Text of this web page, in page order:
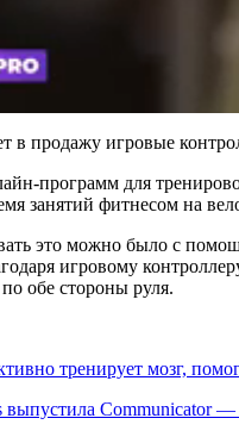
программ для
занятий фитнесом на
это можно было с
игровому
обе стороны руля.
тренирует мозг,
выпустила Communicator